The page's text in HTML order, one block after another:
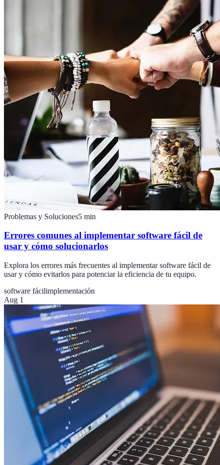
Problemas y Soluciones5 min
Errores comunes al implementar software fácil de
usar y cómo solucionarlos
Explora los errores más frecuentes al implementar software fácil de
usar y cómo evitarlos para potenciar la eficiencia de tu equipo.
software fácilimplementación
Aug 1